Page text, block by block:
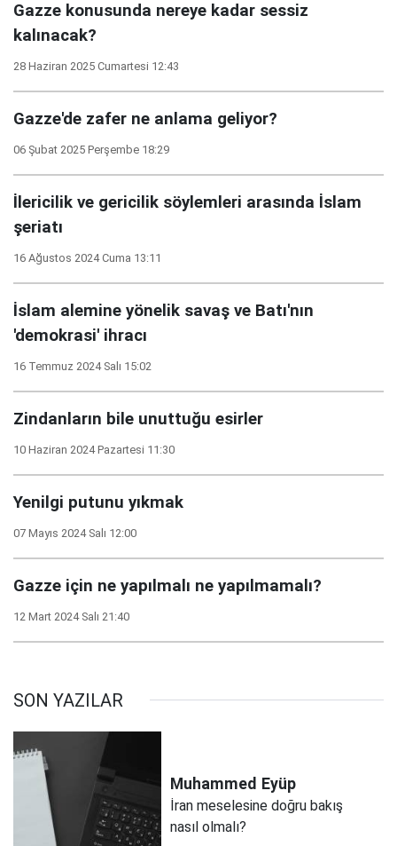
Gazze konusunda nereye kadar sessiz
kalınacak?
28 Haziran 2025 Cumartesi 12:43
Gazze'de zafer ne anlama geliyor?
06 Şubat 2025 Perşembe 18:29
İlericilik ve gericilik söylemleri arasında İslam
şeriatı
16 Ağustos 2024 Cuma 13:11
İslam alemine yönelik savaş ve Batı'nın
'demokrasi' ihracı
16 Temmuz 2024 Salı 15:02
Zindanların bile unuttuğu esirler
10 Haziran 2024 Pazartesi 11:30
Yenilgi putunu yıkmak
07 Mayıs 2024 Salı 12:00
Gazze için ne yapılmalı ne yapılmamalı?
12 Mart 2024 Salı 21:40
SON YAZILAR
Muhammed Eyüp
İran meselesine doğru bakış
nasıl olmalı?